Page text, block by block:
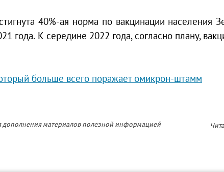
40%-ая норма по вакцинации населения
года. К середине 2022 года, согласно плану,
больше всего поражает омикрон-штамм
дополнения материалов полезной информацией